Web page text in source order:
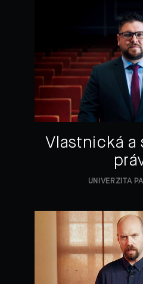
Vlastnická a
UNIVERZITA